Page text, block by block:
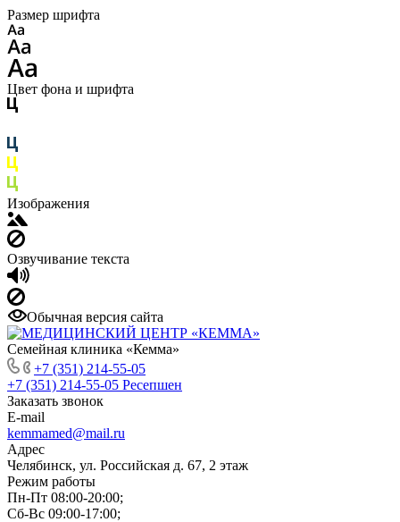
Размер шрифта
Цвет фона и шрифта
Изображения
Озвучивание текста
Обычная версия сайта
Семейная клиника «Кемма»
+7 (351) 214-55-05
+7 (351) 214-55-05 Ресепшен
Заказать звонок
E-mail
kemmamed@mail.ru
Адрес
Челябинск, ул. Российская д. 67, 2 этаж
Режим работы
Пн-Пт 08:00-20:00;
Сб-Вс 09:00-17:00;